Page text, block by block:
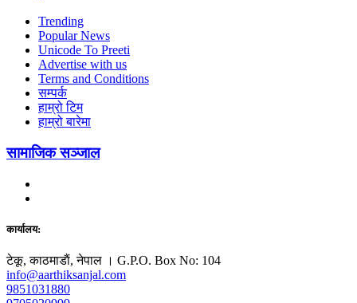
Trending
Popular News
Unicode To Preeti
Advertise with us
Terms and Conditions
सम्पर्क
हाम्रो टिम
हाम्रो बारेमा
सामाजिक सञ्जाल
कार्यालय:
टेकू, काठमाडाैं, नेपाल । G.P.O. Box No: 104
info@aarthiksanjal.com
9851031880